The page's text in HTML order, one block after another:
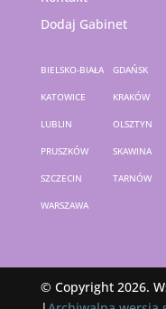
Dodaj Gabinet
BIELSKO-BIAŁA GDAŃSK
KATOWICE KRAKÓW
LUBLIN OLSZTYN
PRUSZKÓW SKAWINA
SZCZECIN TARNÓW
WARSZAWA
© Copyright 2026.